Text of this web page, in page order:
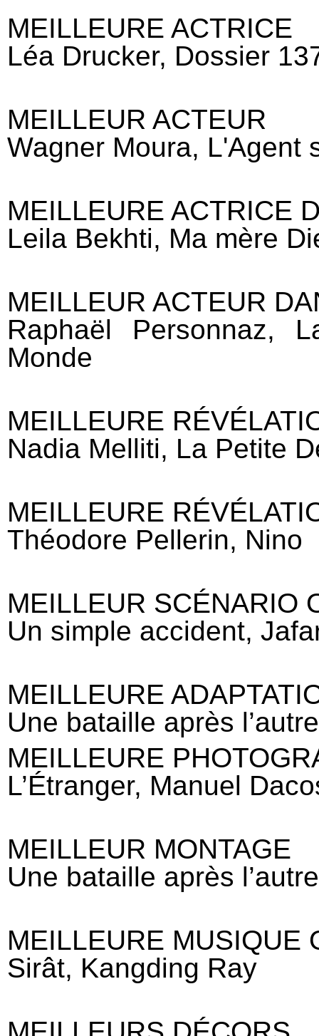
MEILLEURE ACTRICE
Léa Drucker, Dossier
MEILLEUR ACTEUR
Wagner Moura, L'Agent
MEILLEURE ACTRICE
Leila Bekhti, Ma mère
MEILLEUR ACTEUR
Raphaël Personnaz,
Monde
MEILLEURE
Nadia Melliti, La Petite
MEILLEURE
Théodore Pellerin, Nino
MEILLEUR SCÉNARIO
Un simple accident,
MEILLEURE
Une bataille après
MEILLEURE
L’Étranger, Manuel
MEILLEUR MONTAGE
Une bataille après
MEILLEURE MUSIQUE
Sirât, Kangding Ray